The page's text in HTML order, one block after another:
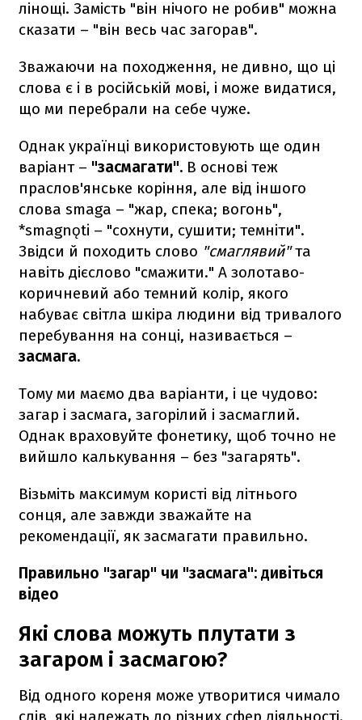
лінощі. Замість "він нічого не робив" можна
сказати – "він весь час загорав".
Зважаючи на походження, не дивно, що ці
слова є і в російській мові, і може видатися,
що ми перебрали на себе чуже.
Однак українці використовують ще один
варіант – "засмагати". В основі теж
праслов'янське коріння, але від іншого
слова smaga – "жар, спека; вогонь",
*smagnǫti – "сохнути, сушити; темніти".
Звідси й походить слово "смаглявий"та
навіть дієслово "смажити." А золотаво-
коричневий або темний колір, якого
набуває світла шкіра людини від тривалого
перебування на сонці, називається –
засмага.
Тому ми маємо два варіанти, і це чудово:
загар і засмага, загорілий і засмаглий.
Однак враховуйте фонетику, щоб точно не
вийшло калькування – без "загарять".
Візьміть максимум користі від літнього
сонця, але завжди зважайте на
рекомендації, як засмагати правильно.
Правильно "загар" чи "засмага": дивіться
відео
Які слова можуть плутати з
загаром і засмагою?
Від одного кореня може утворитися чимало
слів, які належать до різних сфер діяльності.